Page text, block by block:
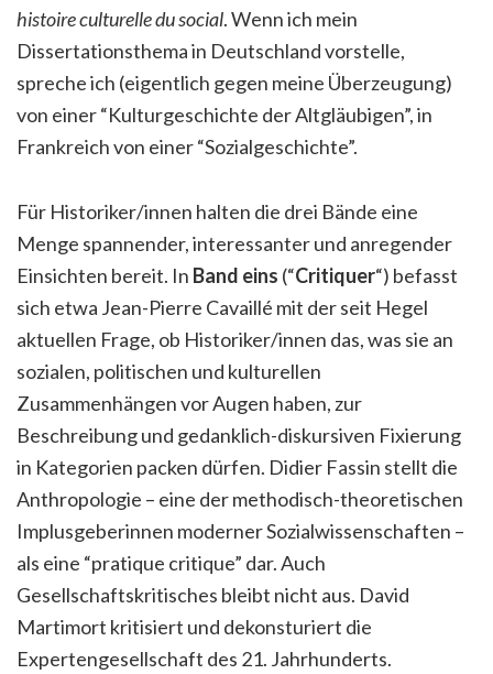
histoire culturelle du social. Wenn ich mein
Dissertationsthema in Deutschland vorstelle,
spreche ich (eigentlich gegen meine Überzeugung)
von einer “Kulturgeschichte der Altgläubigen”, in
Frankreich von einer “Sozialgeschichte”.
Für Historiker/innen halten die drei Bände eine
Menge spannender, interessanter und anregender
Einsichten bereit. In Band eins (“Critiquer“) befasst
sich etwa Jean-Pierre Cavaillé mit der seit Hegel
aktuellen Frage, ob Historiker/innen das, was sie an
sozialen, politischen und kulturellen
Zusammenhängen vor Augen haben, zur
Beschreibung und gedanklich-diskursiven Fixierung
in Kategorien packen dürfen. Didier Fassin stellt die
Anthropologie – eine der methodisch-theoretischen
Implusgeberinnen moderner Sozialwissenschaften –
als eine “pratique critique” dar. Auch
Gesellschaftskritisches bleibt nicht aus. David
Martimort kritisiert und dekonsturiert die
Expertengesellschaft des 21. Jahrhunderts.